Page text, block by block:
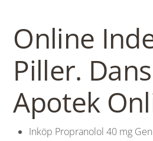
Online
Piller.
Apotek
Inköp Propranolol 40 mg